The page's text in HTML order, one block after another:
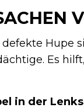
Hupe
Es
in der